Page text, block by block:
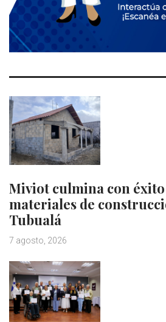
Miviot culmina con
materiales de
Tubualá
7 agosto, 2026